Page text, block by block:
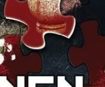
dekkaristina.
Lapsuudenystävän
haudattiin?